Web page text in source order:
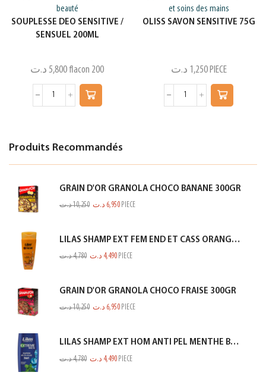
beauté
SOUPLESSE DEO SENSITIVE /
SENSUEL 200ML
5,800 د.ت flacon 200
et soins des mains
OLISS SAVON SENSITIVE 75G
1,250 د.ت PIECE
Produits Recommandés
GRAIN D'OR GRANOLA CHOCO BANANE 300GR
10,250د.ت 6,950 د.ت PIECE
LILAS SHAMP EXT FEM END ET CASS ORANGE 350ML
4,780د.ت 4,490 د.ت PIECE
GRAIN D'OR GRANOLA CHOCO FRAISE 300GR
10,250د.ت 6,950 د.ت PIECE
LILAS SHAMP EXT HOM ANTI PEL MENTHE BLEU 350ML
4,780د.ت 4,490 د.ت PIECE